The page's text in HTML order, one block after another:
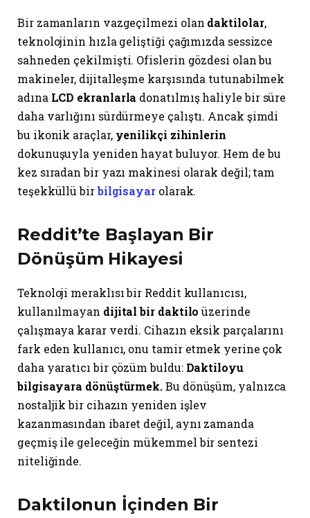
Bir zamanların vazgeçilmezi olan daktilolar,
teknolojinin hızla geliştiği çağımızda sessizce
sahneden çekilmişti. Ofislerin gözdesi olan bu
makineler, dijitalleşme karşısında tutunabilmek
adına LCD ekranlarla donatılmış haliyle bir süre
daha varlığını sürdürmeye çalıştı. Ancak şimdi
bu ikonik araçlar, yenilikçi zihinlerin
dokunuşuyla yeniden hayat buluyor. Hem de bu
kez sıradan bir yazı makinesi olarak değil; tam
teşekküllü birbilgisayar olarak.
Reddit’te Başlayan Bir
Dönüşüm Hikayesi
Teknoloji meraklısı bir Reddit kullanıcısı,
kullanılmayan dijital bir daktilo üzerinde
çalışmaya karar verdi. Cihazın eksik parçalarını
fark eden kullanıcı, onu tamir etmek yerine çok
daha yaratıcı bir çözüm buldu: Daktiloyu
bilgisayara dönüştürmek.Bu dönüşüm, yalnızca
nostaljik bir cihazın yeniden işlev
kazanmasından ibaret değil, aynı zamanda
geçmiş ile geleceğin mükemmel bir sentezi
niteliğinde.
Daktilonun İçinden Bir